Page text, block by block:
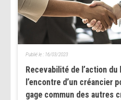
Recevabilité de l’action du
l’encontre d’un créancier
gage commun des autres
Publié le : 16/03/2023